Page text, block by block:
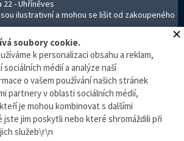
22 - Uhříněves
ilustrativní a mohou se lišit od zakoupeného
│www.haier-klimatizace.cz
8–16:30 hodin - kancelář
8–16:00 hodin - sklad
údajů
soubory cookie.
k personalizaci obsahu a reklam,
médií a analýze naší
o vašem používání našich stránek
partnery v oblasti sociálních médií,
je mohou kombinovat s dalšími
jim poskytli nebo které shromáždili při
služeb\r\n